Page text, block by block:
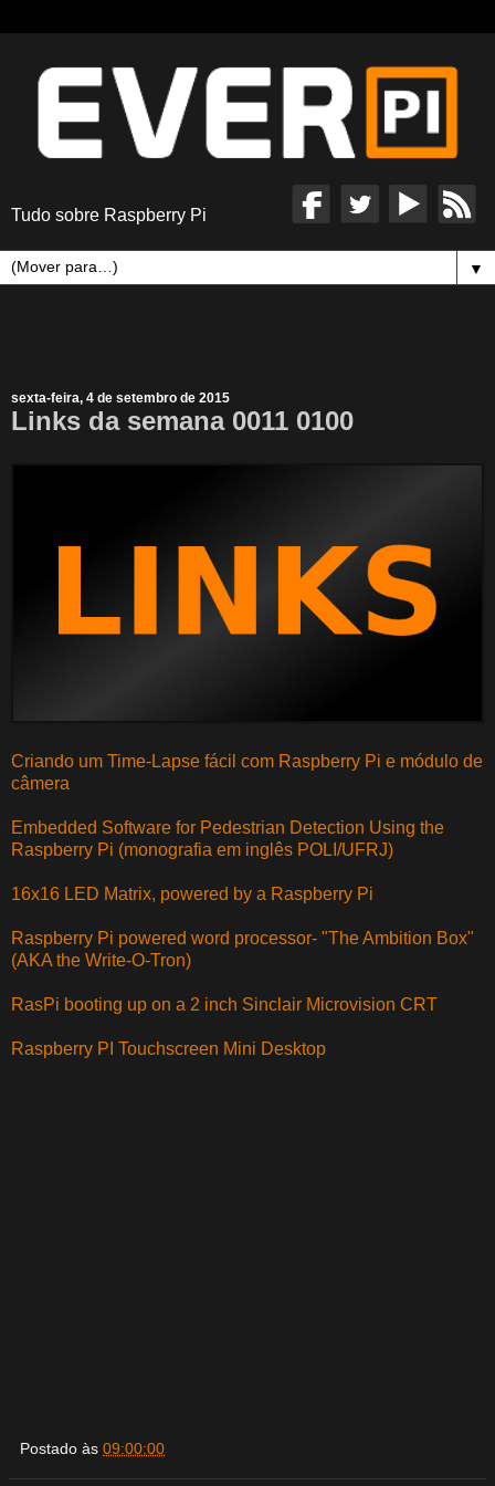
Tudo sobre Raspberry Pi
▼
sexta-feira, 4 de setembro de 2015
Links da semana 0011 0100
Criando um Time-Lapse fácil com Raspberry Pi e módulo de
câmera
Embedded Software for Pedestrian Detection Using the
Raspberry Pi (monografia em inglês POLI/UFRJ)
16x16 LED Matrix, powered by a Raspberry Pi
Raspberry Pi powered word processor- "The Ambition Box"
(AKA the Write-O-Tron)
RasPi booting up on a 2 inch Sinclair Microvision CRT
Raspberry PI Touchscreen Mini Desktop
Postado às 09:00:00